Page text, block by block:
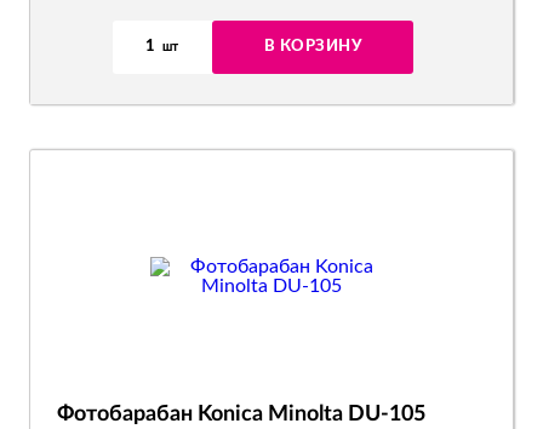
1 шт В КОРЗИНУ
Фотобарабан Konica Minolta DU-105